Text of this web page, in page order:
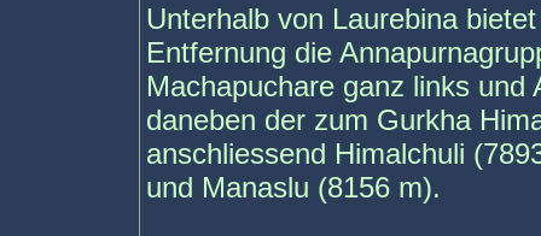
Unterhalb von Laurebina
Entfernung die
Machapuchare ganz links
daneben der zum Gurkha
anschliessend Himalchuli
und Manaslu (8156 m).